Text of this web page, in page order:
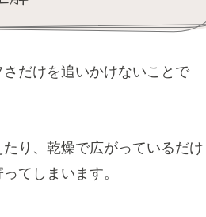
だけを追いかけないことで
り、乾燥で広がっているだけ
てしまいます。